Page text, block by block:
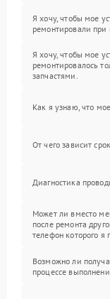
Я хочу, чтобы мое
ремонтировали при
Я хочу, чтобы мое
ремонтировалось
запчастями.
Как я узнаю, что
От чего зависит
Диагностика
Может ли вместо
после ремонта
телефон которого я
Возможно ли
процессе